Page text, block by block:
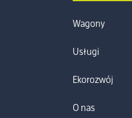
Wagony
Usługi
Ekorozwój
O nas